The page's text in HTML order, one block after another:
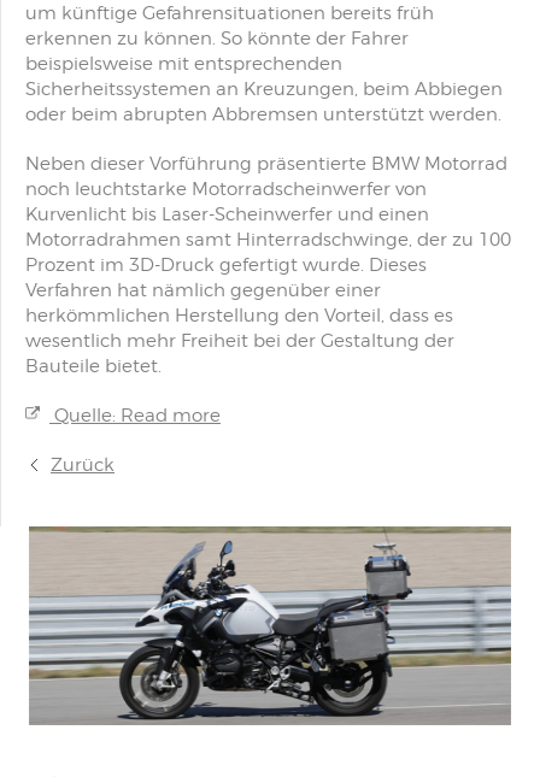
um künftige Gefahrensituationen bereits früh
erkennen zu können. So könnte der Fahrer
beispielsweise mit entsprechenden
Sicherheitssystemen an Kreuzungen, beim Abbiegen
oder beim abrupten Abbremsen unterstützt werden.
Neben dieser Vorführung präsentierte BMW Motorrad
noch leuchtstarke Motorradscheinwerfer von
Kurvenlicht bis Laser-Scheinwerfer und einen
Motorradrahmen samt Hinterradschwinge, der zu 100
Prozent im 3D-Druck gefertigt wurde. Dieses
Verfahren hat nämlich gegenüber einer
herkömmlichen Herstellung den Vorteil, dass es
wesentlich mehr Freiheit bei der Gestaltung der
Bauteile bietet.
Quelle: Read more
Zurück